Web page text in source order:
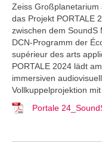
Zeiss
das Projekt PORTALE
zwischen dem SoundS
DCN-Programm der
supérieur des arts
PORTALE 2024 lädt
immersiven
Vollkuppelprojektion
Portale